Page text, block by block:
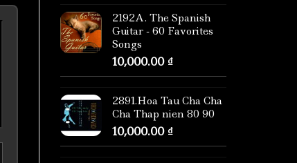
2192A. The Spanish
Guitar - 60 Favorites
Songs
10,000.00 ₫
2891.Hoa Tau Cha Cha
Cha Thap nien 80 90
10,000.00 ₫